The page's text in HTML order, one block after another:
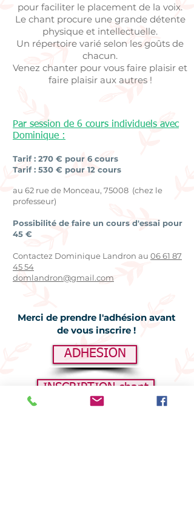
pour faciliter le placement de la voix.
Le chant procure une grande détente
physique et intellectuelle.
Un répertoire varié selon les goûts de
chacun.
Venez chanter pour vous faire plaisir et
faire plaisir aux autres !
Par session de 6 cours individuels avec
Dominique :
Tarif : 270 € pour 6 cours
Tarif : 530 € pour 12 cours
au 62 rue de Monceau, 75008 (chez le
professeur)
Possibilité de faire un cours d'essai pour
45 €
Contactez Dominique Landron au 06 61 87
45 54
domlandron@gmail.com
Merci de prendre l'adhésion avant
de vous inscrire !
ADHESION
INSCRIPTION chant